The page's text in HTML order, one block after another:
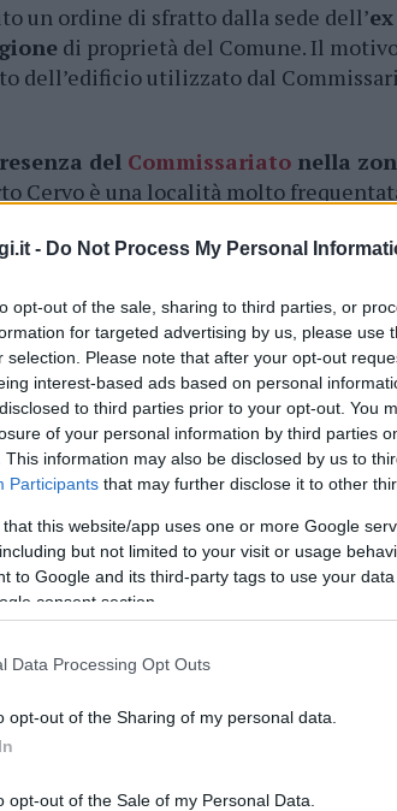
- Do Not Process My Personal
opt-out of the sale, sharing to third parties, or
for targeted advertising by us, please use
selection. Please note that after your opt-out
interest-based ads based on personal
to third parties prior to your opt-out. You
of your personal information by third parties
This information may also be disclosed by us to
Participants that may further disclose it to other
that this website/app uses one or more Google
but not limited to your visit or usage
to Google and its third-party tags to use your
consent section.
Data Processing Opt Outs
opt-out of the Sharing of my personal data.
opt-out of the Sale of my Personal Data.
un ordine di sfratto dalla sede dell’ex
di proprietà del Comune. Il
dell’edificio utilizzato dal
del Commissariato nella
Cervo è una località molto
di Arzachena ha sollevato la
trovi rapidamente una nuova sede
del presidio in estate.
di Sassarihanno espresso
condizioni logistiche per il
ha gestito numerosi
per porto d’armi. Infine, i
settori competenti del
con l’amministrazione
cliccandoqui
nella sezione